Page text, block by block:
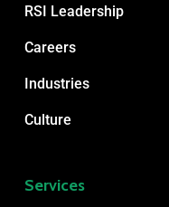
RSI Leadership
Careers
Industries
Culture
Services